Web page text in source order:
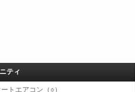
ティ
ートエアコン（○）